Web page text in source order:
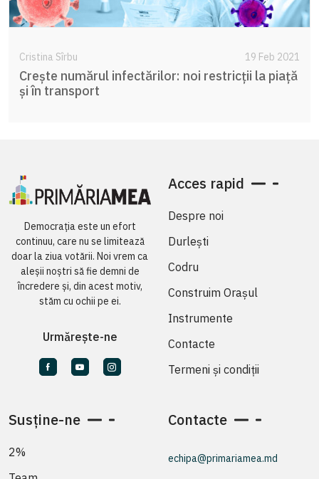
Cristina Sîrbu 19 Feb 2021
Crește numărul infectărilor: noi restricții la piață
și în transport
Democrația este un efort
continuu, care nu se limitează
doar la ziua votării. Noi vrem ca
aleșii noștri să fie demni de
încredere și, din acest motiv,
stăm cu ochii pe ei.
Urmărește-ne
Acces rapid
Despre noi
Durlești
Codru
Construim Orașul
Instrumente
Contacte
Termeni și condiții
Susține-ne
2%
Contacte
echipa@primariamea.md